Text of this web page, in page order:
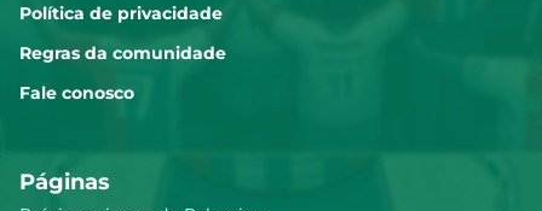
Política de privacidade
Regras da comunidade
Fale conosco
Páginas